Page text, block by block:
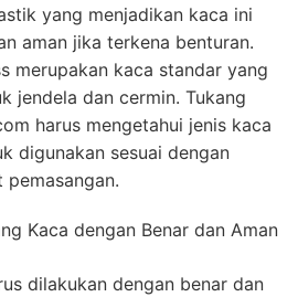
yang menjadikan kaca ini
aman jika terkena benturan.
merupakan kaca standar yang
jendela dan cermin. Tukang
harus mengetahui jenis kaca
digunakan sesuai dengan
Kaca dengan Benar dan Aman
dilakukan dengan benar dan